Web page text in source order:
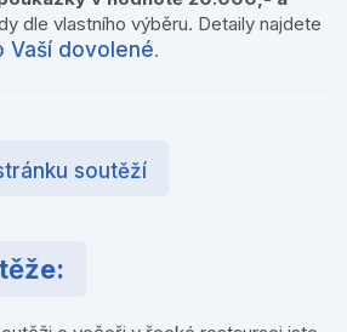
dle vlastního výběru. Detaily najdete
Vaší dovolené.
soutěží